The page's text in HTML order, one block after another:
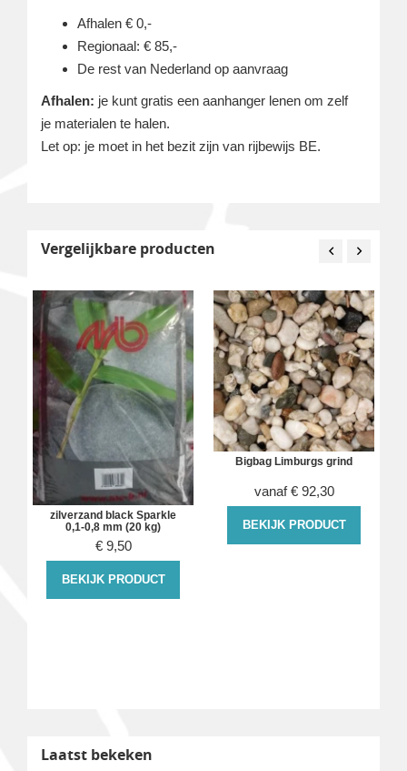
Afhalen € 0,-
Regionaal: € 85,-
De rest van Nederland op aanvraag
Afhalen: je kunt gratis een aanhanger lenen om zelf
je materialen te halen.
Let op: je moet in het bezit zijn van rijbewijs BE.
Vergelijkbare producten
zilverzand black Sparkle
0,1-0,8 mm (20 kg)
€ 9,50
BEKIJK PRODUCT
Bigbag Limburgs grind
vanaf € 92,30
BEKIJK PRODUCT
Laatst bekeken